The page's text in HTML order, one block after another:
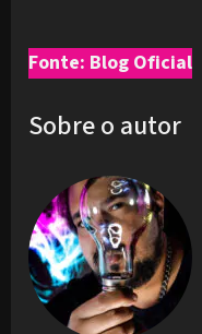
Fonte: Blog Oficial
Sobre o autor